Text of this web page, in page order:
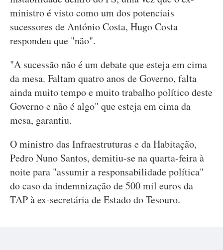
ministro é visto como um dos potenciais
sucessores de António Costa, Hugo Costa
respondeu que "não".
"A sucessão não é um debate que esteja em cima
da mesa. Faltam quatro anos de Governo, falta
ainda muito tempo e muito trabalho político deste
Governo e não é algo" que esteja em cima da
mesa, garantiu.
O ministro das Infraestruturas e da Habitação,
Pedro Nuno Santos, demitiu-se na quarta-feira à
noite para "assumir a responsabilidade política"
do caso da indemnização de 500 mil euros da
TAP à ex-secretária de Estado do Tesouro.